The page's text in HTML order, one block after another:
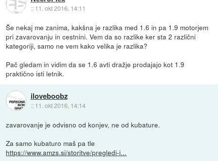
:: 11. okt 2016, 14:11
Še nekaj me zanima, kakšna je razlika med 1.6 in pa 1.9 motorjem
pri zavarovanju in cestnini. Vem da so razlike ker sta 2 različni
kategoriji, samo ne vem kako velika je razlika?
Pač gledam in vidim da se 1.6 avti dražje prodajajo kot 1.9
praktično isti letnik.
iloveboobz
:: 11. okt 2016, 14:14
zavarovanje je odvisno od konjev, ne od kubature.
Za samo kubaturo maš pa tle
https://www.amzs.si/storitve/pregledi-i...